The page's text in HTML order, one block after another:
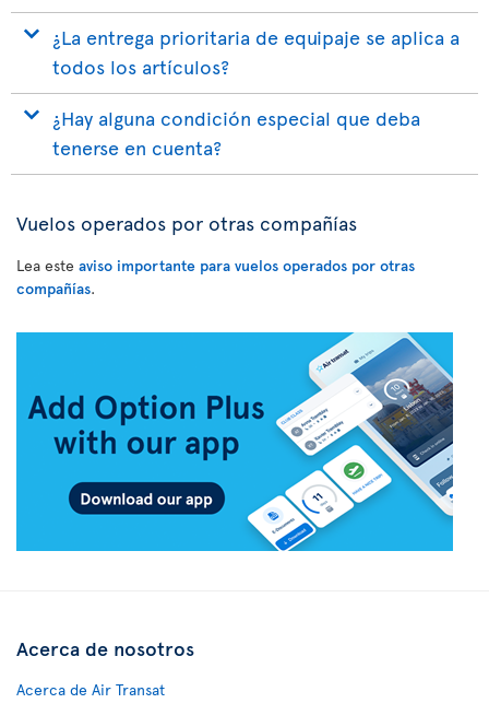
¿La entrega prioritaria de equipaje se aplica a
todos los artículos?
¿Hay alguna condición especial que deba
tenerse en cuenta?
Vuelos operados por otras compañías
Lea este aviso importante para vuelos operados por otras
compañías.
Acerca de nosotros
Acerca de Air Transat